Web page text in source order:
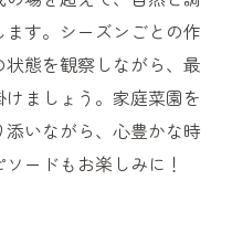
す。シーズンごとの作
態を観察しながら、最
ましょう。家庭菜園を
いながら、心豊かな時
ードもお楽しみに！